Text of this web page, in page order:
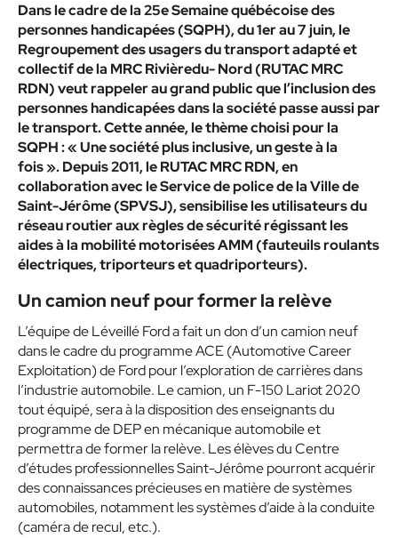
Dans le cadre de la 25e Semaine québécoise des
personnes handicapées (SQPH), du 1er au 7 juin, le
Regroupement des usagers du transport adapté et
collectif de la MRC Rivièredu- Nord (RUTAC MRC
RDN) veut rappeler au grand public que l’inclusion des
personnes handicapées dans la société passe aussi par
le transport. Cette année, le thème choisi pour la
SQPH : « Une société plus inclusive, un geste à la
fois ». Depuis 2011, le RUTAC MRC RDN, en
collaboration avec le Service de police de la Ville de
Saint-Jérôme (SPVSJ), sensibilise les utilisateurs du
réseau routier aux règles de sécurité régissant les
aides à la mobilité motorisées AMM (fauteuils roulants
électriques, triporteurs et quadriporteurs).
Un camion neuf pour former la relève
L’équipe de Léveillé Ford a fait un don d’un camion neuf
dans le cadre du programme ACE (Automotive Career
Exploitation) de Ford pour l’exploration de carrières dans
l’industrie automobile. Le camion, un F-150 Lariot 2020
tout équipé, sera à la disposition des enseignants du
programme de DEP en mécanique automobile et
permettra de former la relève. Les élèves du Centre
d’études professionnelles Saint-Jérôme pourront acquérir
des connaissances précieuses en matière de systèmes
automobiles, notamment les systèmes d’aide à la conduite
(caméra de recul, etc.).